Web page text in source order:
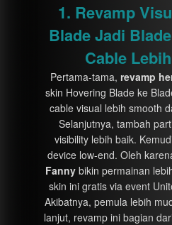
1. Revamp
Blade Jadi
Cable
Pertama-tama, revamp
skin Hovering Blade ke
cable visual lebih smooth
Selanjutnya, tambah
visibility lebih baik.
device low-end. Oleh
Fannybikin permainan
skin ini gratis via event
Akibatnya, pemula lebih
lanjut, revamp ini bagian